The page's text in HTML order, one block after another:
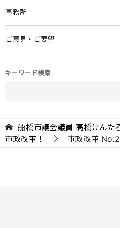
事務所
ご意見・ご要望
キーワード検索
船橋市議会議員 高橋けんた
市政改革！
市政改革